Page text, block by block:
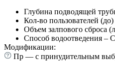
Глубина подводящей
Кол-во пользователей (до)
Объем залпового сброса
Способ водоотведения –
Модификации:
Пр — с принудительным